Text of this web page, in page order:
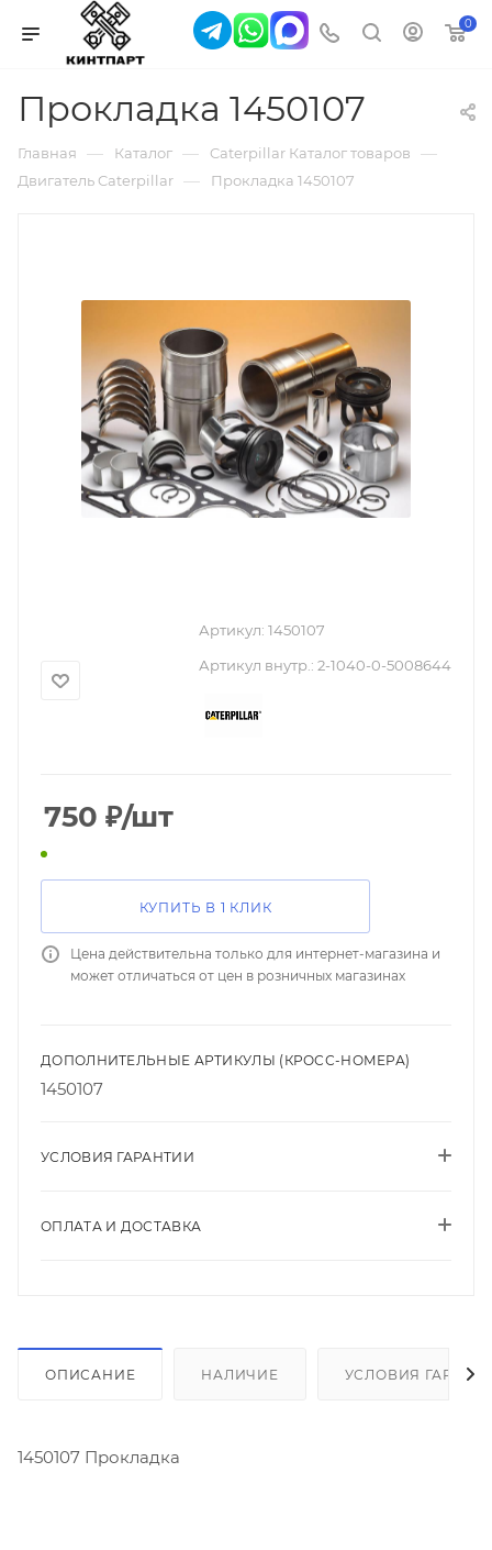
0
Прокладка 1450107
Главная — Каталог — Caterpillar Каталог товаров —
Двигатель Caterpillar — Прокладка 1450107
Артикул: 1450107
Артикул внутр.: 2-1040-0-5008644
750 ₽/шт
КУПИТЬ В 1 КЛИК
Цена действительна только для интернет-магазина и
может отличаться от цен в розничных магазинах
ДОПОЛНИТЕЛЬНЫЕ АРТИКУЛЫ (КРОСС-НОМЕРА)
1450107
УСЛОВИЯ ГАРАНТИИ
ОПЛАТА И ДОСТАВКА
ОПИСАНИЕ НАЛИЧИЕ УСЛОВИЯ
1450107 Прокладка